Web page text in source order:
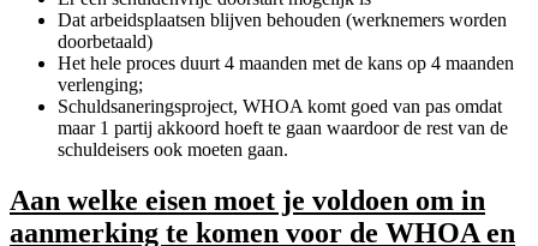
Dat arbeidsplaatsen blijven behouden (werknemers worden
doorbetaald)
Het hele proces duurt 4 maanden met de kans op 4 maanden
verlenging;
Schuldsaneringsproject, WHOA komt goed van pas omdat
maar 1 partij akkoord hoeft te gaan waardoor de rest van de
schuldeisers ook moeten gaan.
Aan welke eisen moet je voldoen om in
aanmerking te komen voor de WHOA en